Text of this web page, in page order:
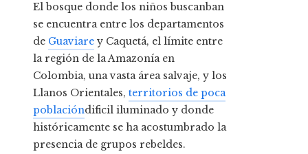
El bosque donde los niños buscanban
se encuentra entre los departamentos
de Guaviare y Caquetá, el límite entre
la región de la Amazonía en
Colombia, una vasta área salvaje, y los
Llanos Orientales, territorios de poca
poblacióndificil iluminado y donde
históricamente se ha acostumbrado la
presencia de grupos rebeldes.